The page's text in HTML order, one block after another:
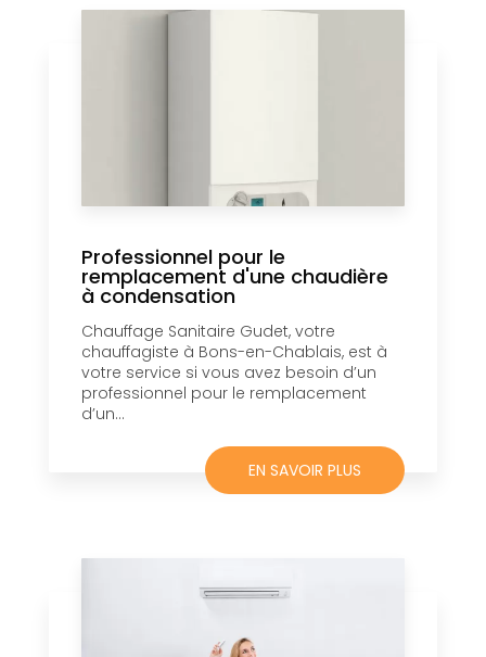
Professionnel pour le
remplacement d'une chaudière
à condensation
Chauffage Sanitaire Gudet, votre
chauffagiste à Bons-en-Chablais, est à
votre service si vous avez besoin d’un
professionnel pour le remplacement
d’un...
EN SAVOIR PLUS